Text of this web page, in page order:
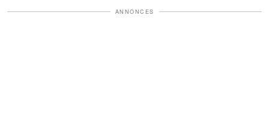
ANNONCES